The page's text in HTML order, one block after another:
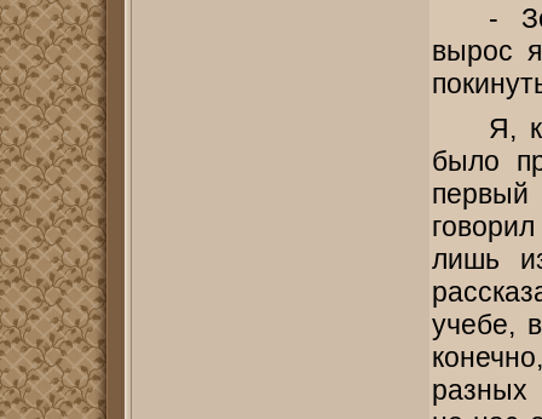
-
вырос
Я,
было
лишь
учебе,
разных